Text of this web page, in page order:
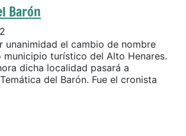
Barón
unanimidad el cambio de nombre
municipio turístico del Alto Henares.
dicha localidad pasará a
del Barón. Fue el cronista